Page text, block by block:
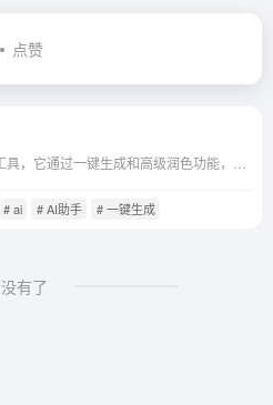
点赞
# ai # AI助手 # 一键生成
没有了